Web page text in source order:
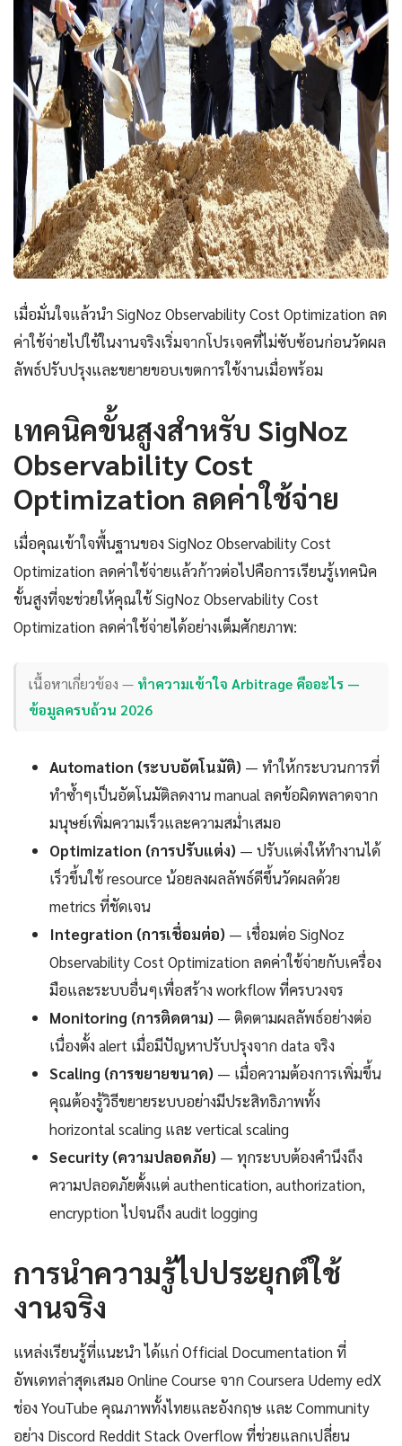
เมื่อมั่นใจแล้วนำ SigNoz Observability Cost Optimization ลด
ค่าใช้จ่ายไปใช้ในงานจริงเริ่มจากโปรเจคที่ไม่ซับซ้อนก่อนวัดผล
ลัพธ์ปรับปรุงและขยายขอบเขตการใช้งานเมื่อพร้อม
เทคนิคขั้นสูงสำหรับ SigNoz
Observability Cost
Optimization ลดค่าใช้จ่าย
เมื่อคุณเข้าใจพื้นฐานของ SigNoz Observability Cost
Optimization ลดค่าใช้จ่ายแล้วก้าวต่อไปคือการเรียนรู้เทคนิค
ขั้นสูงที่จะช่วยให้คุณใช้ SigNoz Observability Cost
Optimization ลดค่าใช้จ่ายได้อย่างเต็มศักยภาพ:
เนื้อหาเกี่ยวข้อง — ทำความเข้าใจ Arbitrage คืออะไร —
ข้อมูลครบถ้วน 2026
Automation (ระบบอัตโนมัติ) — ทำให้กระบวนการที่
ทำซ้ำๆเป็นอัตโนมัติลดงาน manual ลดข้อผิดพลาดจาก
มนุษย์เพิ่มความเร็วและความสม่ำเสมอ
Optimization (การปรับแต่ง) — ปรับแต่งให้ทำงานได้
เร็วขึ้นใช้ resource น้อยลงผลลัพธ์ดีขึ้นวัดผลด้วย
metrics ที่ชัดเจน
Integration (การเชื่อมต่อ) — เชื่อมต่อ SigNoz
Observability Cost Optimization ลดค่าใช้จ่ายกับเครื่อง
มือและระบบอื่นๆเพื่อสร้าง workflow ที่ครบวงจร
Monitoring (การติดตาม) — ติดตามผลลัพธ์อย่างต่อ
เนื่องตั้ง alert เมื่อมีปัญหาปรับปรุงจาก data จริง
Scaling (การขยายขนาด) — เมื่อความต้องการเพิ่มขึ้น
คุณต้องรู้วิธีขยายระบบอย่างมีประสิทธิภาพทั้ง
horizontal scaling และ vertical scaling
Security (ความปลอดภัย) — ทุกระบบต้องคำนึงถึง
ความปลอดภัยตั้งแต่ authentication, authorization,
encryption ไปจนถึง audit logging
การนำความรู้ไปประยุกต์ใช้
งานจริง
แหล่งเรียนรู้ที่แนะนำ ได้แก่ Official Documentation ที่
อัพเดทล่าสุดเสมอ Online Course จาก Coursera Udemy edX
ช่อง YouTube คุณภาพทั้งไทยและอังกฤษ และ Community
อย่าง Discord Reddit Stack Overflow ที่ช่วยแลกเปลี่ยน